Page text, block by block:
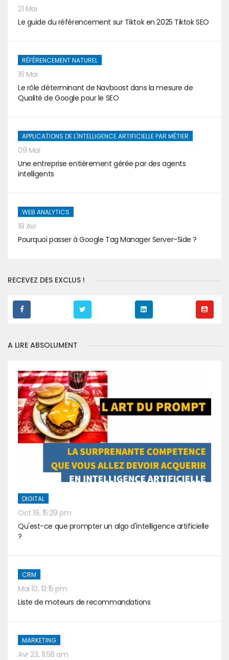
21 Mai
Le guide du référencement sur Tiktok en 2025 Tiktok SEO
RÉFÉRENCEMENT NATUREL
16 Mai
Le rôle déterminant de Navboost dans la mesure de
Qualité de Google pour le SEO
APPLICATIONS DE L'INTELLIGENCE ARTIFICIELLE PAR MÉTIER
09 Mai
Une entreprise entièrement gérée par des agents
intelligents
WEB ANALYTICS
18 Avr
Pourquoi passer à Google Tag Manager Server-Side ?
RECEVEZ DES EXCLUS !
A LIRE ABSOLUMENT
DIGITAL
Oct 19, 15:29 pm
Qu'est-ce que prompter un algo d'intelligence artificielle
?
CRM
Mai 10, 13:15 pm
Liste de moteurs de recommandations
MARKETING
Avr 23, 11:58 am